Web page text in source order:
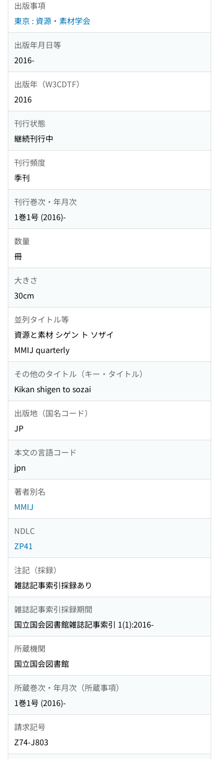
出版事項
東京 : 資源・素材学会
出版年月日等
2016-
出版年（W3CDTF）
2016
刊行状態
継続刊行中
刊行頻度
季刊
刊行巻次・年月次
1巻1号 (2016)-
数量
冊
大きさ
30cm
並列タイトル等
資源と素材 シゲン ト ソザイ
MMIJ quarterly
その他のタイトル（キー・タイトル）
Kikan shigen to sozai
出版地（国名コード）
JP
本文の言語コード
jpn
著者別名
MMIJ
NDLC
ZP41
注記（採録）
雑誌記事索引採録あり
雑誌記事索引採録期間
国立国会図書館雑誌記事索引 1(1):2016-
所蔵機関
国立国会図書館
所蔵巻次・年月次（所蔵事項）
1巻1号 (2016)-
請求記号
Z74-J803